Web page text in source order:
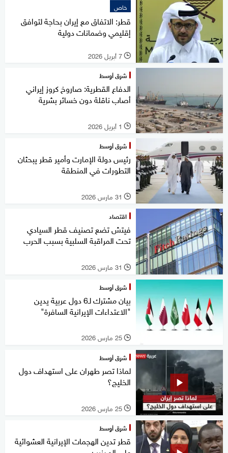
خاص
قطر: الاتفاق مع إيران بحاجة لتوافق
إقليمي وضمانات دولية
l 7 أبريل 2026
شرق أوسط
الدفاع القطرية: صاروخ كروز إيراني
أصاب ناقلة دون خسائر بشرية
l 1 أبريل 2026
شرق أوسط
رئيس دولة الإمارت وأمير قطر يبحثان
التطورات في المنطقة
l 31 مارس 2026
اقتصاد
فيتش تضع تصنيف قطر السيادي
تحت المراقبة السلبية بسبب الحرب
l 31 مارس 2026
شرق أوسط
بيان مشترك لـ6 دول عربية يدين
"الاعتداءات الإيرانية السافرة"
l 25 مارس 2026
شرق أوسط
لماذا تصر طهران على استهداف دول
الخليج؟
l 25 مارس 2026
شرق أوسط
قطر تدين الهجمات الإيرانية العشوائية